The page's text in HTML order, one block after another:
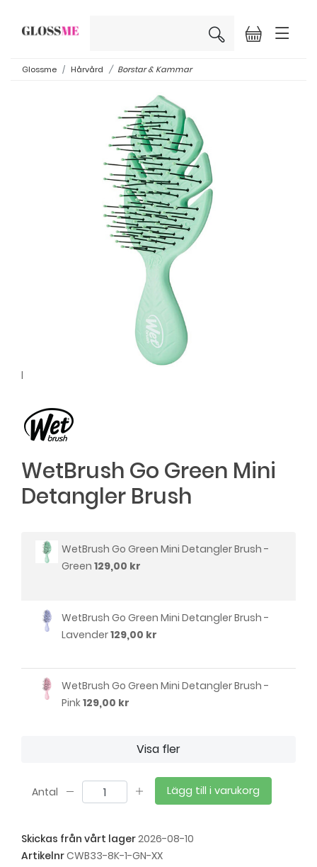
×
Glossme Hårvård Borstar & Kammar
l
WetBrush Go Green Mini
Detangler Brush
WetBrush Go Green Mini Detangler Brush -
Green 129,00 kr
WetBrush Go Green Mini Detangler Brush -
Lavender129,00 kr
WetBrush Go Green Mini Detangler Brush -
Pink129,00 kr
Visa fler
Antal Lägg till i varukorg
Skickas från vårt lager2026-08-10
ArtikelnrCWB33-8K-1-GN-XX